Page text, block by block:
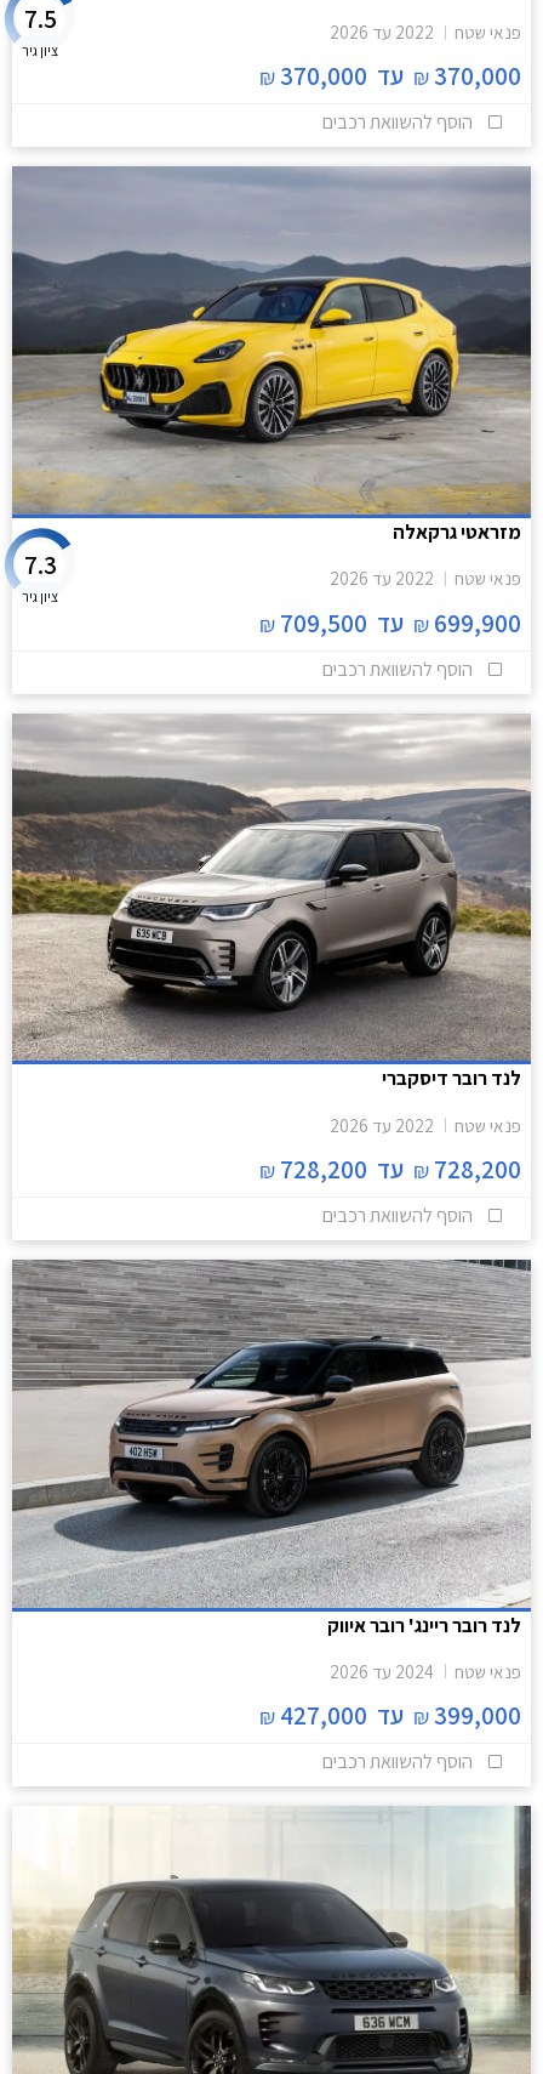
פנאי שטח 2022 עד 2026
370,000
₪ עד 370,000
₪
7.5
ציון גיר
הוסף להשוואת רכבים
מזראטי גרקאלה
פנאי שטח 2022 עד 2026
699,900
₪ עד 709,500
₪
7.3
ציון גיר
הוסף להשוואת רכבים
לנד רובר דיסקברי
פנאי שטח 2022 עד 2026
728,200
₪ עד 728,200
₪
הוסף להשוואת רכבים
לנד רובר ריינג' רובר איווק
פנאי שטח 2024 עד 2026
399,000
₪ עד 427,000
₪
הוסף להשוואת רכבים